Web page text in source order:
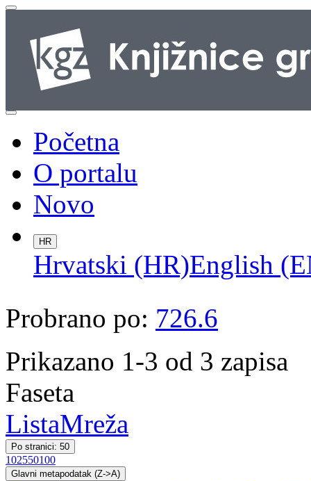
Početna
O portalu
Novo
HR
Hrvatski (HR)English
Probrano po: 726.6
Prikazano 1-3 od 3 zapisa
Faseta
ListaMreža
Po stranici: 50
102550100
Glavni metapodatak (Z->A)